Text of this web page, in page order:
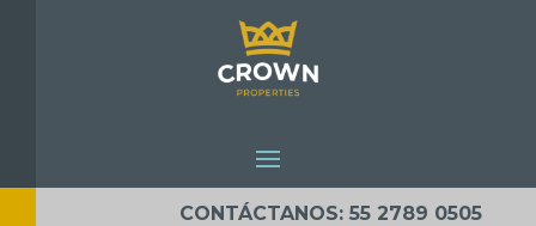
CONTÁCTANOS: 55 2789 0505